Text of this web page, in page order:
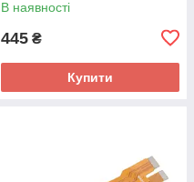
В наявності
445 ₴
Купити